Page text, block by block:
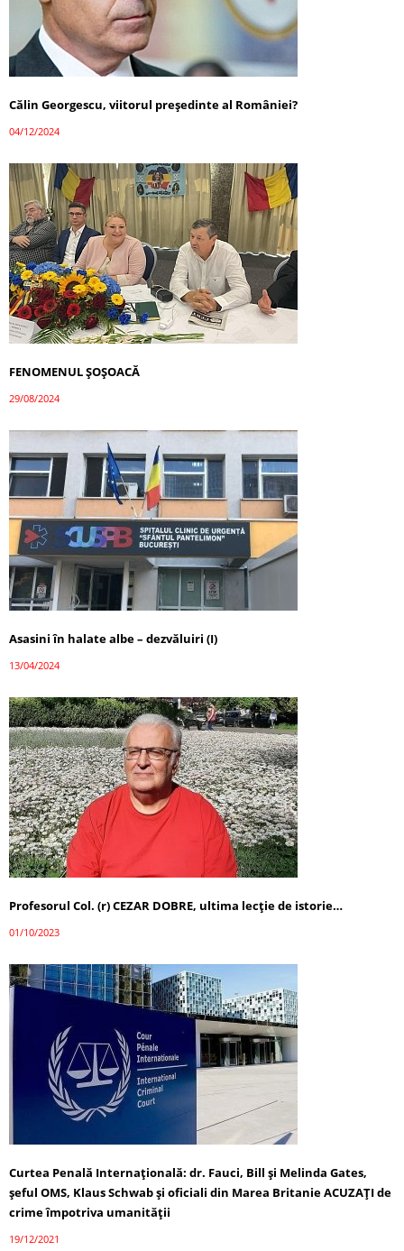
Călin Georgescu, viitorul președinte al României?
04/12/2024
FENOMENUL ȘOȘOACĂ
29/08/2024
Asasini în halate albe – dezvăluiri (I)
13/04/2024
Profesorul Col. (r) CEZAR DOBRE, ultima lecţie de istorie…
01/10/2023
Curtea Penală Internațională: dr. Fauci, Bill și Melinda Gates,
șeful OMS, Klaus Schwab și oficiali din Marea Britanie ACUZAȚI de
crime împotriva umanității
19/12/2021